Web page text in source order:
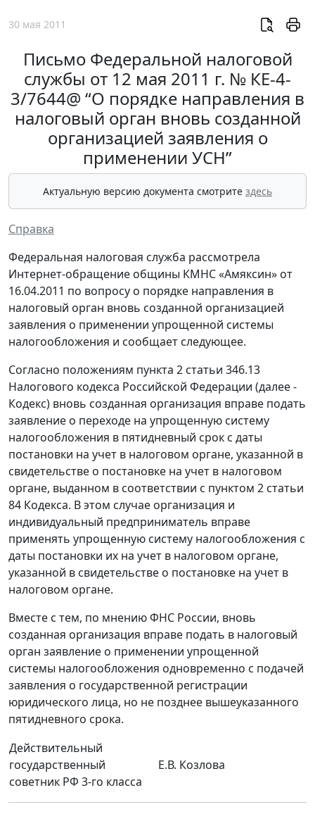
30 мая 2011
Письмо Федеральной налоговой
службы от 12 мая 2011 г. № КЕ-4-
3/7644@ “О порядке направления в
налоговый орган вновь созданной
организацией заявления о
применении УСН”
Актуальную версию документа смотрите здесь
Справка
Федеральная налоговая служба рассмотрела
Интернет-обращение общины КМНС «Амяксин» от
16.04.2011 по вопросу о порядке направления в
налоговый орган вновь созданной организацией
заявления о применении упрощенной системы
налогообложения и сообщает следующее.
Согласно положениям пункта 2 статьи 346.13
Налогового кодекса Российской Федерации (далее -
Кодекс) вновь созданная организация вправе подать
заявление о переходе на упрощенную систему
налогообложения в пятидневный срок с даты
постановки на учет в налоговом органе, указанной в
свидетельстве о постановке на учет в налоговом
органе, выданном в соответствии с пунктом 2 статьи
84 Кодекса. В этом случае организация и
индивидуальный предприниматель вправе
применять упрощенную систему налогообложения с
даты постановки их на учет в налоговом органе,
указанной в свидетельстве о постановке на учет в
налоговом органе.
Вместе с тем, по мнению ФНС России, вновь
созданная организация вправе подать в налоговый
орган заявление о применении упрощенной
системы налогообложения одновременно с подачей
заявления о государственной регистрации
юридического лица, но не позднее вышеуказанного
пятидневного срока.
Действительный
государственный
советник РФ 3-го класса
Е.В. Козлова